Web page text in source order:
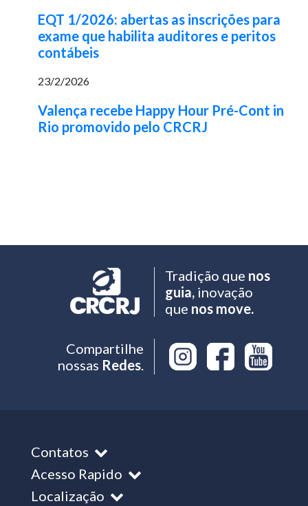
EQT 1/2026: abertas as inscrições para
exame que habilita auditores e peritos
contábeis
23/2/2026
Valença recebe Happy Hour Pré-Cont in
Rio promovido pelo CRCRJ
Tradição que nos
guia,inovação
que nos move.
Compartilhe
nossas Redes.
Contatos
Acesso Rapido
Localização